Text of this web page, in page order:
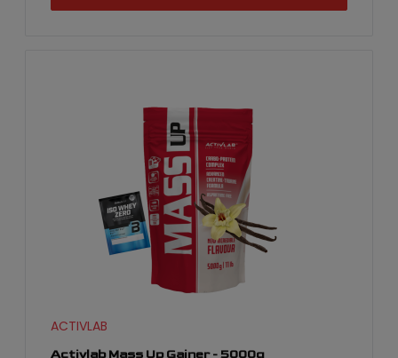
Activlab Mass Up Gainer - 5000g
ACTIVLAB